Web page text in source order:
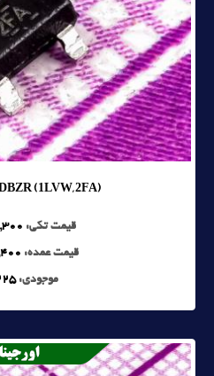
(1LVW, 2FA)
قیمت تکی:
قیمت عمده:
موجودی: